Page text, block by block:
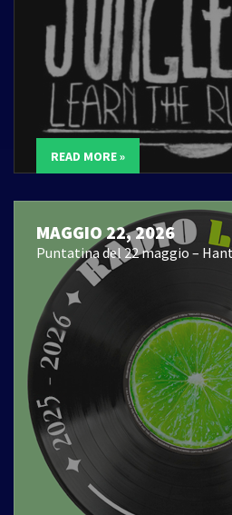
READ MORE »
MAGGIO 22, 2026
Puntatina del 22 maggio –